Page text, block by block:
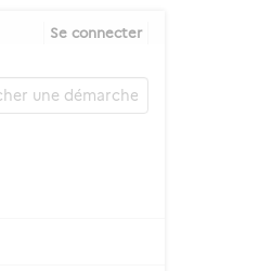
Se connecter